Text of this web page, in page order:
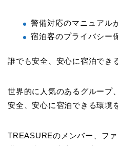
警備対応のマニュアル
宿泊客のプライバシー
誰でも安全、安心に宿泊でき
世界的に人気のあるグループ
安全、安心に宿泊できる環境
TREASUREのメンバー、フ